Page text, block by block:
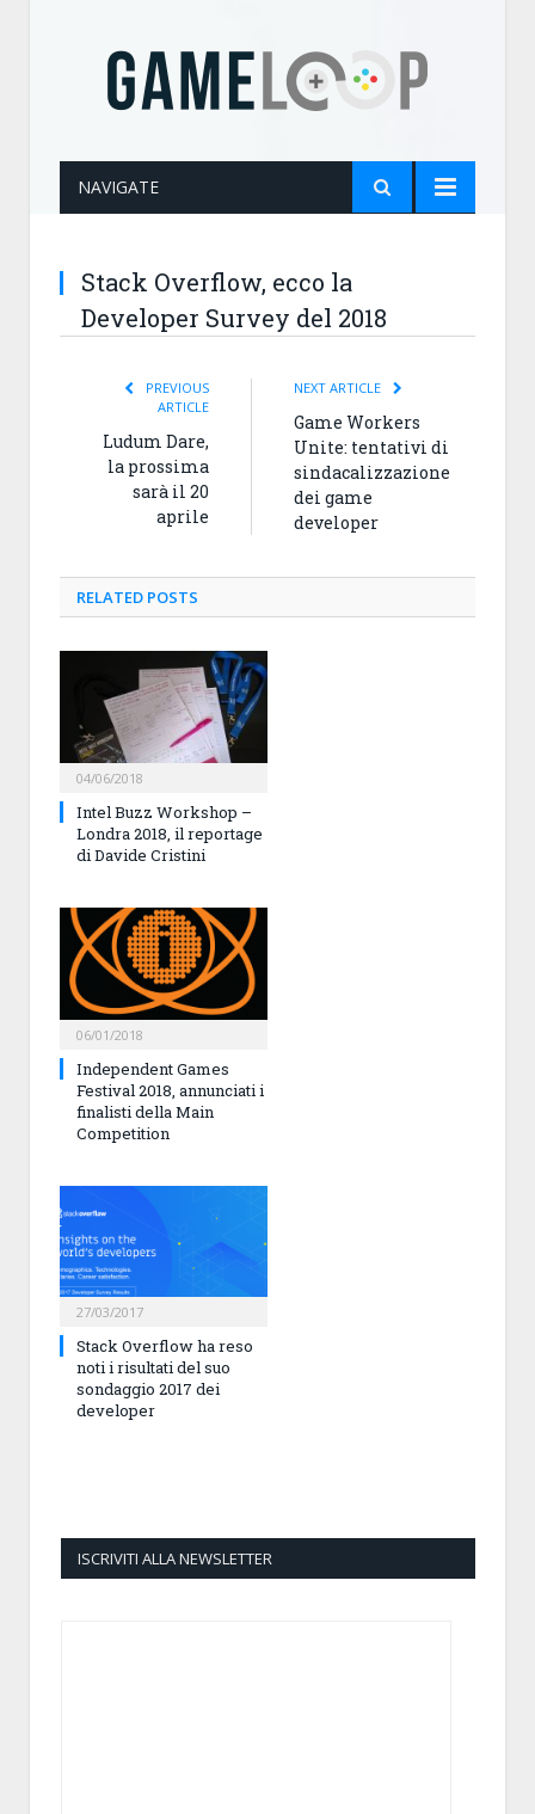
NAVIGATE
Stack Overflow, ecco la
Developer Survey del 2018
PREVIOUS
ARTICLE
Ludum Dare,
la prossima
sarà il 20
aprile
NEXT ARTICLE
Game Workers
Unite: tentativi di
sindacalizzazione
dei game
developer
RELATED POSTS
04/06/2018
Intel Buzz Workshop –
Londra 2018, il reportage
di Davide Cristini
06/01/2018
Independent Games
Festival 2018, annunciati i
finalisti della Main
Competition
27/03/2017
Stack Overflow ha reso
noti i risultati del suo
sondaggio 2017 dei
developer
ISCRIVITI ALLA NEWSLETTER